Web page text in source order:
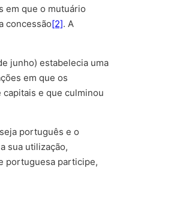
em que o mutuário
concessão[2]. A
junho) estabelecia uma
em que os
e que culminou
português e o
sua utilização,
portuguesa participe,